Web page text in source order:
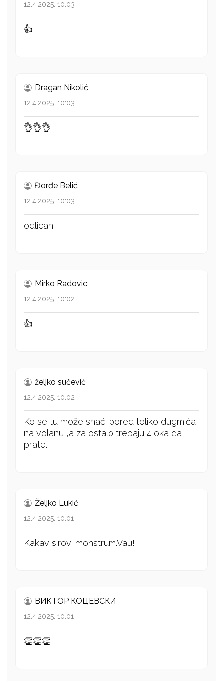
12.4.2025. 10:03
👍
Dragan Nikolić
12.4.2025. 10:03
👌👌👌
Đorđe Belić
12.4.2025. 10:03
odlican
Mirko Radovic
12.4.2025. 10:02
👍
željko sučević
12.4.2025. 10:02
Ko se tu može snaći pored toliko dugmića
na volanu ,a za ostalo trebaju 4 oka da
prate.
Željko Lukić
12.4.2025. 10:01
Kakav sirovi monstrum.Vau!
ВИКТОР КОЦЕВСКИ
12.4.2025. 10:01
👏👏👏